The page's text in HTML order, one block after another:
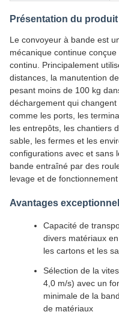
Présentation du produit
Le convoyeur à bande est
mécanique continue
continu. Principalement
distances, la manutention
pesant moins de 100 kg
déchargement qui
comme les ports, les
les entrepôts, les chantiers
sable, les fermes et les
configurations avec et sans
bande entraîné par des
levage et de
Avantages
Capacité de
divers matériaux
les cartons et les
Sélection de la
4,0 m/s) avec un
minimale de la
de matériaux